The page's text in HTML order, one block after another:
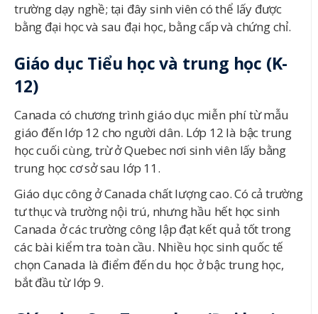
trường dạy nghề; tại đây sinh viên có thể lấy được
bằng đại học và sau đại học, bằng cấp và chứng chỉ.
Giáo dục Tiểu học và trung học (K-
12)
Canada có chương trình giáo dục miễn phí từ mẫu
giáo đến lớp 12 cho người dân. Lớp 12 là bậc trung
học cuối cùng, trừ ở Quebec nơi sinh viên lấy bằng
trung học cơ sở sau lớp 11.
Giáo dục công ở Canada chất lượng cao. Có cả trường
tư thục và trường nội trú, nhưng hầu hết học sinh
Canada ở các trường công lập đạt kết quả tốt trong
các bài kiểm tra toàn cầu. Nhiều học sinh quốc tế
chọn Canada là điểm đến du học ở bậc trung học,
bắt đầu từ lớp 9.